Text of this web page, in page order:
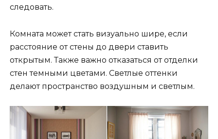
следовать.
Комната может стать визуально шире, если
расстояние от стены до двери ставить
открытым. Также важно отказаться от отделки
стен темными цветами. Светлые оттенки
делают пространство воздушным и светлым.